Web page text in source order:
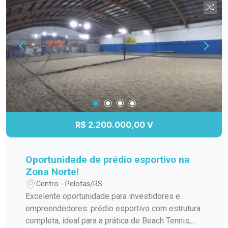
mais. Localização privilegiada, próximo ao
Parque Una, Shopping Pelotas e ao centro da
cidade. Agende sua visita e conheça este
excelente imóvel!
R$ 2.200.000,00 V
Oportunidade de prédio esportivo na
Zona Norte!
Centro - Pelotas/RS
Excelente oportunidade para investidores e
empreendedores: prédio esportivo com estrutura
completa, ideal para a prática de Beach Tennis,